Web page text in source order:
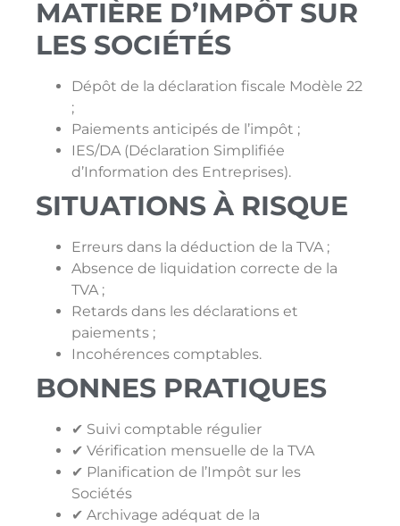
MATIÈRE D’IMPÔT SUR
LES SOCIÉTÉS
Dépôt de la déclaration fiscale Modèle 22
;
Paiements anticipés de l’impôt ;
IES/DA (Déclaration Simplifiée
d’Information des Entreprises).
SITUATIONS À RISQUE
Erreurs dans la déduction de la TVA ;
Absence de liquidation correcte de la
TVA ;
Retards dans les déclarations et
paiements ;
Incohérences comptables.
BONNES PRATIQUES
✔ Suivi comptable régulier
✔ Vérification mensuelle de la TVA
✔ Planification de l’Impôt sur les
Sociétés
✔ Archivage adéquat de la